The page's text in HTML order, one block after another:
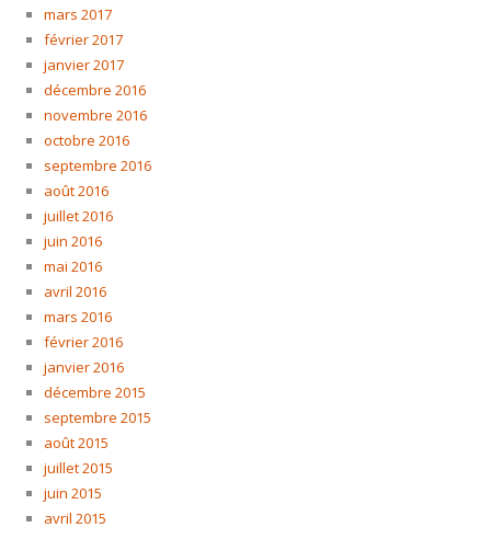
mars 2017
février 2017
janvier 2017
décembre 2016
novembre 2016
octobre 2016
septembre 2016
août 2016
juillet 2016
juin 2016
mai 2016
avril 2016
mars 2016
février 2016
janvier 2016
décembre 2015
septembre 2015
août 2015
juillet 2015
juin 2015
avril 2015